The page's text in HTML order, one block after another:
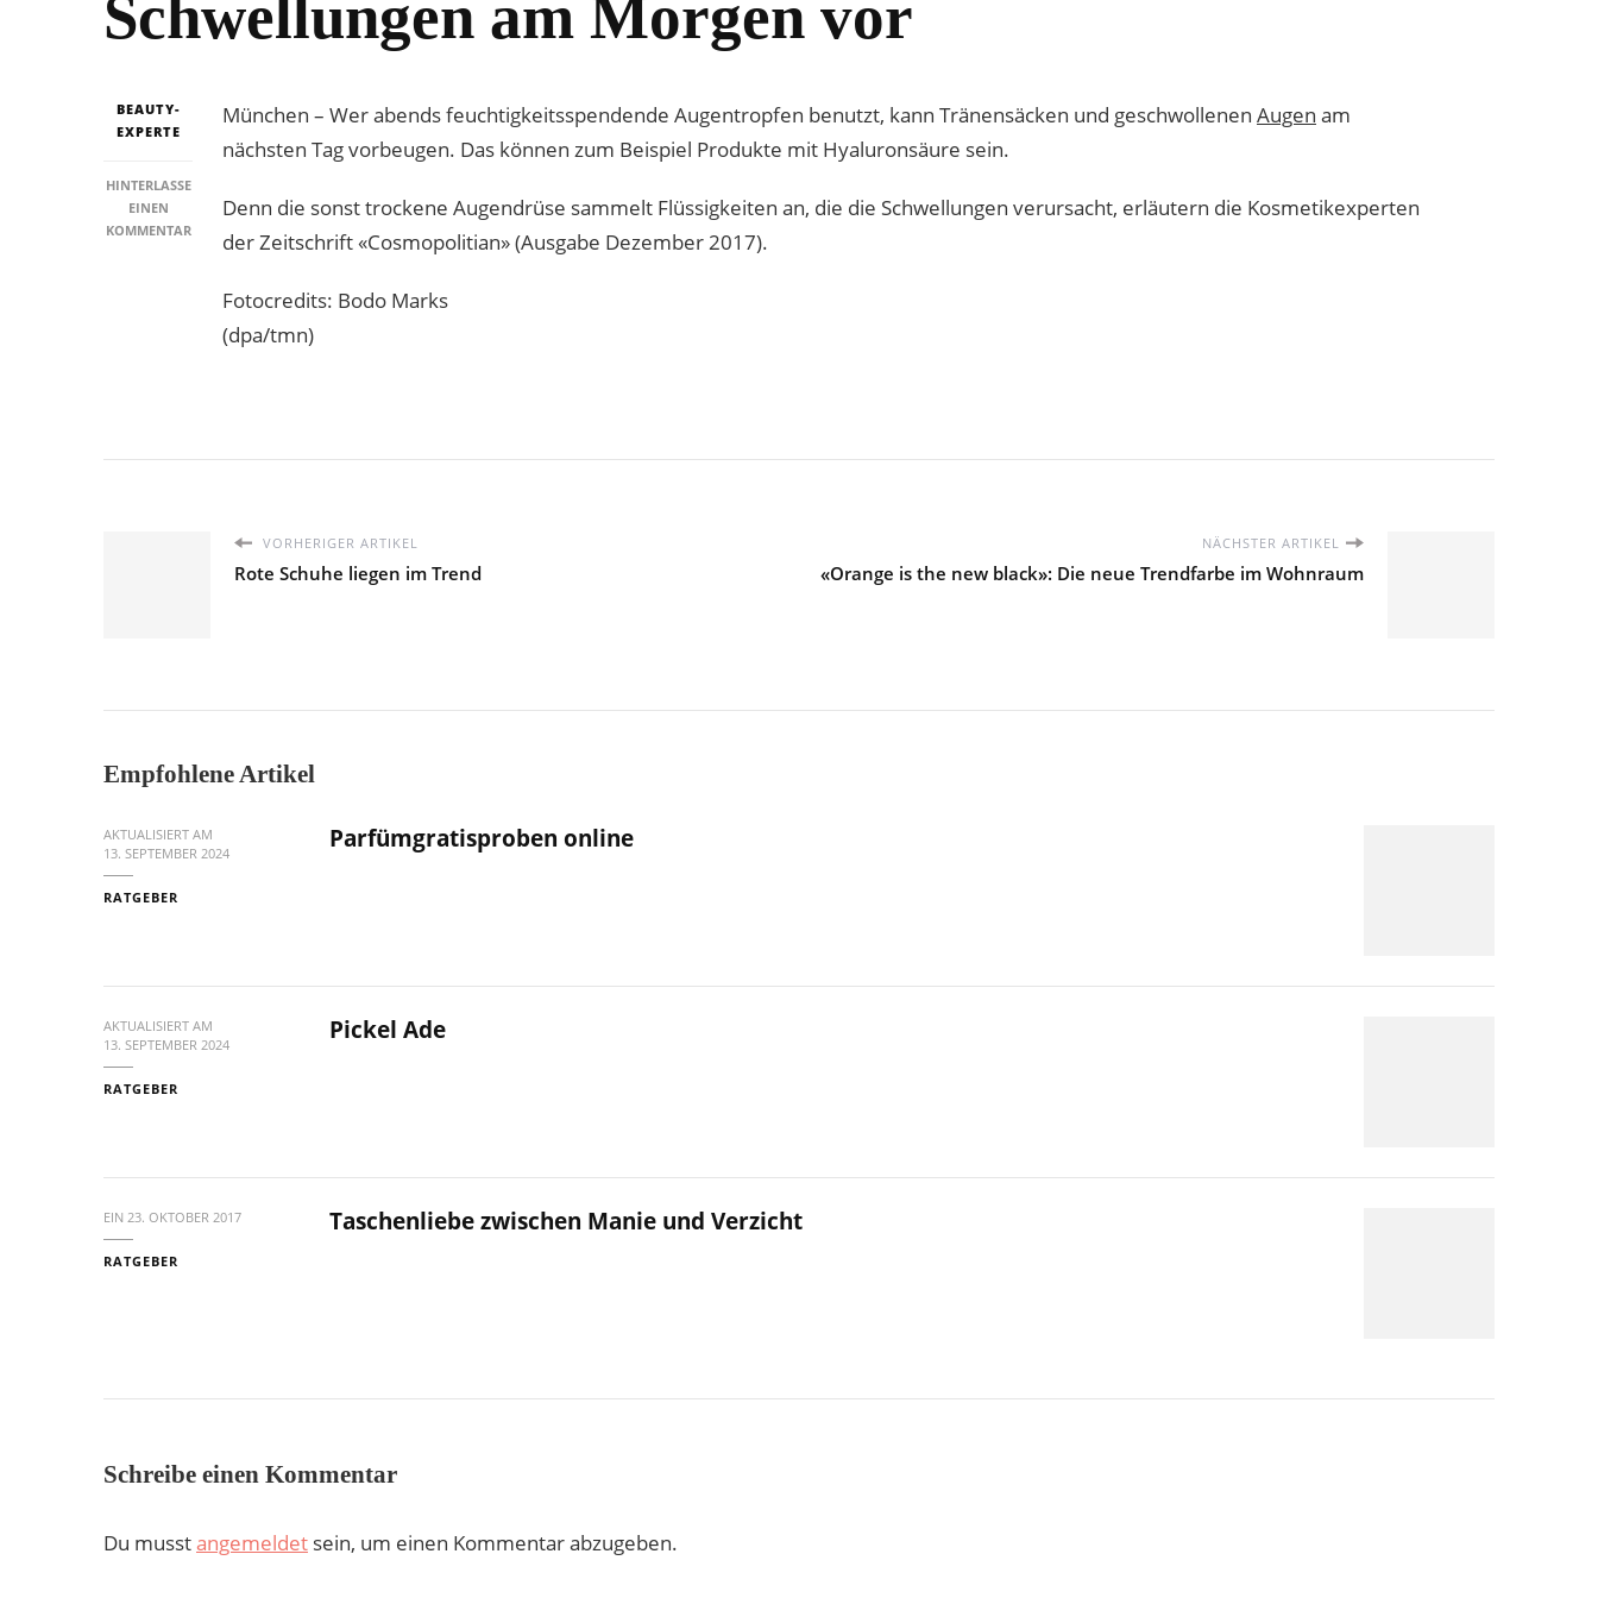
Schwellungen am Morgen vor
BEAUTY-
EXPERTE
HINTERLASSE
EINEN
KOMMENTARZU
AUGENTROPFEN
HYALURON
SCHWELLUNGEN
München – Wer abends feuchtigkeitsspendende Augentropfen benutzt, kann Tränensäcken und geschwollenen Augen am
nächsten Tag vorbeugen. Das können zum Beispiel Produkte mit Hyaluronsäure sein.
Denn die sonst trockene Augendrüse sammelt Flüssigkeiten an, die die Schwellungen verursacht, erläutern die Kosmetikexperten
der Zeitschrift «Cosmopolitian» (Ausgabe Dezember 2017).
Fotocredits: Bodo Marks
(dpa/tmn)
VORHERIGER ARTIKEL
Rote Schuhe liegen im Trend
NÄCHSTER ARTIKEL
«Orange is the new black»: Die neue Trendfarbe im Wohnraum
Empfohlene Artikel
AKTUALISIERT AM
13. SEPTEMBER 2024
RATGEBER
Parfümgratisproben online
AKTUALISIERT AM
13. SEPTEMBER 2024
RATGEBER
Pickel Ade
EIN 23. OKTOBER 2017
RATGEBER
Taschenliebe zwischen Manie und Verzicht
Schreibe einen Kommentar
Du musstangemeldet sein, um einen Kommentar abzugeben.